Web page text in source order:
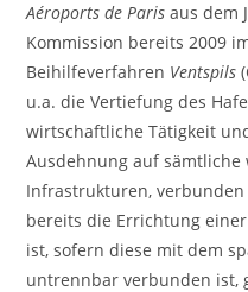
Aéroports de Paris aus dem
Kommission bereits 2009
Beihilfeverfahren Ventspils
u.a. die Vertiefung des
wirtschaftliche Tätigkeit
Ausdehnung auf
Infrastrukturen,
bereits die Errichtung
ist, sofern diese mit dem
untrennbar verbunden ist,